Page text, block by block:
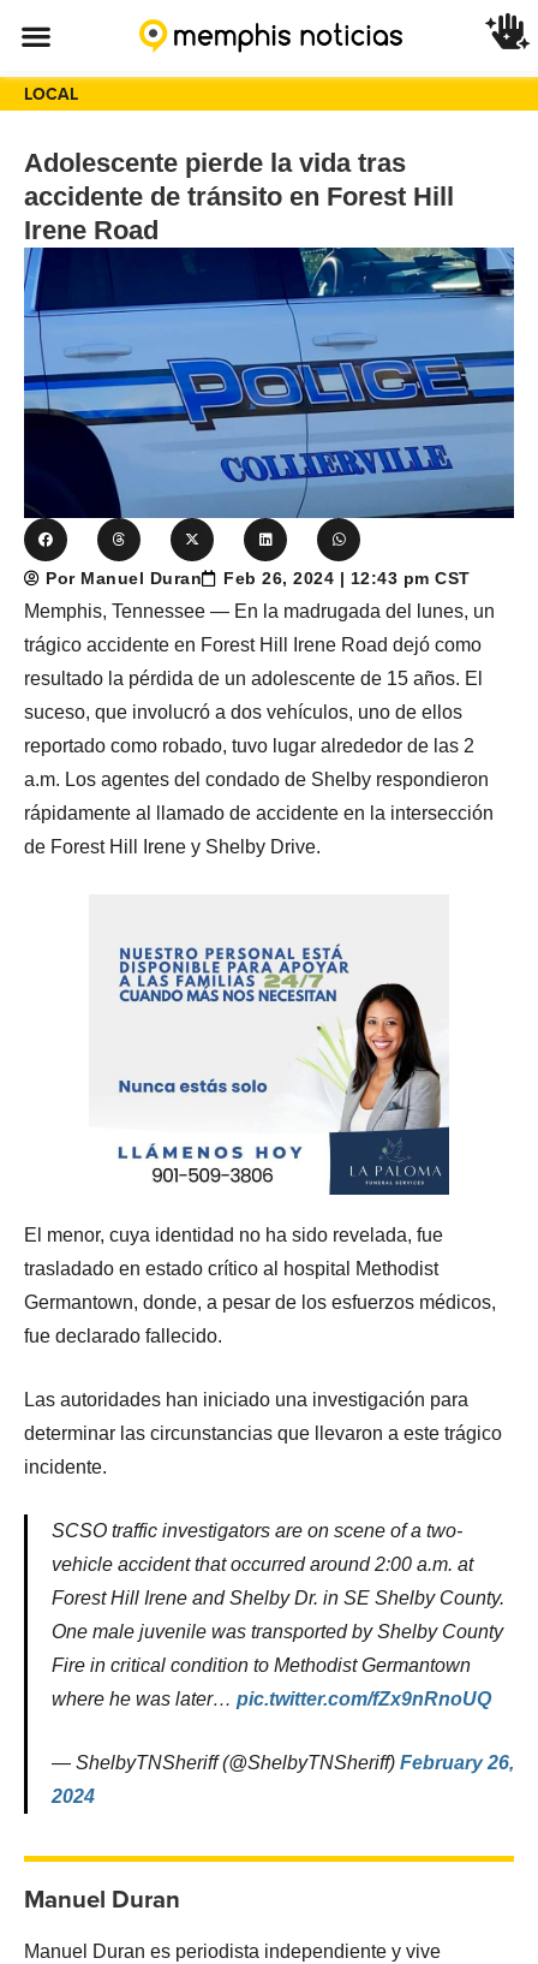
LOCAL
Adolescente pierde la vida tras
accidente de tránsito en Forest Hill
Irene Road
Por Manuel Duran Feb 26, 2024 | 12:43 pm CST
Memphis, Tennessee — En la madrugada del lunes, un
trágico accidente en Forest Hill Irene Road dejó como
resultado la pérdida de un adolescente de 15 años. El
suceso, que involucró a dos vehículos, uno de ellos
reportado como robado, tuvo lugar alrededor de las 2
a.m. Los agentes del condado de Shelby respondieron
rápidamente al llamado de accidente en la intersección
de Forest Hill Irene y Shelby Drive.
El menor, cuya identidad no ha sido revelada, fue
trasladado en estado crítico al hospital Methodist
Germantown, donde, a pesar de los esfuerzos médicos,
fue declarado fallecido.
Las autoridades han iniciado una investigación para
determinar las circunstancias que llevaron a este trágico
incidente.
SCSO traffic investigators are on scene of a two-
vehicle accident that occurred around 2:00 a.m. at
Forest Hill Irene and Shelby Dr. in SE Shelby County.
One male juvenile was transported by Shelby County
Fire in critical condition to Methodist Germantown
where he was later… pic.twitter.com/fZx9nRnoUQ
— ShelbyTNSheriff (@ShelbyTNSheriff) February 26,
2024
Manuel Duran
Manuel Duran es periodista independiente y vive